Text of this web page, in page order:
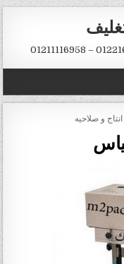
و صلاحيه